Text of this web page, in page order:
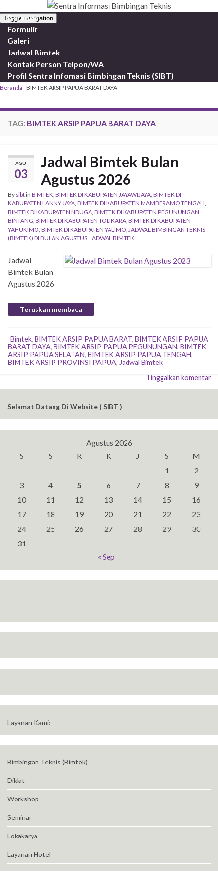
Toggle navigation
Beranda
Formulir
Galeri
Jadwal Bimtek
Kontak Person Telpon/WA
Profil Sentra Infomasi Bimbingan Teknis (SIBT)
Beranda -BIMTEK ARSIP PAPUA BARAT DAYA
TAG: BIMTEK ARSIP PAPUA BARAT DAYA
AGU
03
Jadwal Bimtek Bulan
Agustus 2026
By sibtin BIMTEK, BIMTEK DI KABUPATEN JAYAWIJAYA, BIMTEK DI
KABUPATEN LANNY JAYA, BIMTEK DI KABUPATEN MAMBERAMO TENGAH,
BIMTEK DI KABUPATEN NDUGA, BIMTEK DI KABUPATEN PEGUNUNGAN
BINTANG, BIMTEK DI KABUPATEN TOLIKARA, BIMTEK DI KABUPATEN
YAHUKIMO, BIMTEK DI KABUPATEN YALIMO, JADWAL BIMBINGAN TEKNIS
(BIMTEK) DI BULAN AGUSTUS, JADWAL BIMTEK
Jadwal
Bimtek Bulan
Agustus 2026
Teruskan membaca
Bimtek, BIMTEK ARSIP PAPUA BARAT, BIMTEK ARSIP PAPUA
BARAT DAYA, BIMTEK ARSIP PAPUA PEGUNUNGAN, BIMTEK
ARSIP PAPUA SELATAN, BIMTEK ARSIP PAPUA TENGAH,
BIMTEK ARSIP PROVINSI PAPUA, Jadwal Bimtek
Tinggalkan komentar
Selamat Datang Di Website ( SIBT )
Agustus 2026
S
S R K J S
M
1
2
3
4 5 6 7 8
9
10
11 12 13 14 15
16
17
18 19 20 21 22
23
24
25 26 27 28 29
30
31
« Sep
Layanan Kami:
Bimbingan Teknis (Bimtek)
Diklat
Workshop
Seminar
Lokakarya
Layanan Hotel